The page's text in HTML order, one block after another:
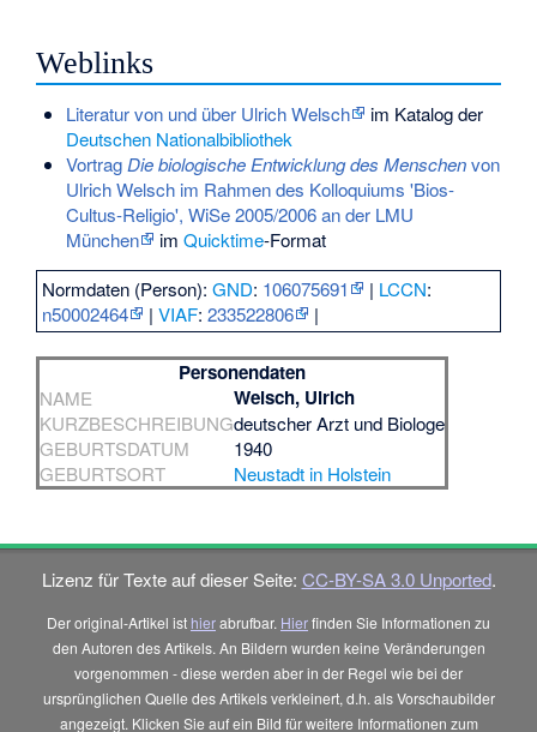
Weblinks
Literatur von und über Ulrich Welsch
im Katalog der
Deutschen Nationalbibliothek
Vortrag Die biologische Entwicklung des Menschenvon
Ulrich Welsch im Rahmen des Kolloquiums 'Bios-
Cultus-Religio', WiSe 2005/2006 an der LMU
München
im Quicktime-Format
Normdaten (Person):GND: 106075691 | LCCN:
n50002464
|VIAF:233522806 |
Personendaten
NAME Welsch, Ulrich
KURZBESCHREIBUNGdeutscher Arzt und Biologe
GEBURTSDATUM
1940
GEBURTSORT
Neustadt in Holstein
Lizenz für Texte auf dieser Seite: CC-BY-SA 3.0 Unported.
Der original-Artikel ist hierabrufbar. Hierfinden Sie Informationen zu
den Autoren des Artikels. An Bildern wurden keine Veränderungen
vorgenommen - diese werden aber in der Regel wie bei der
ursprünglichen Quelle des Artikels verkleinert, d.h. als Vorschaubilder
angezeigt. Klicken Sie auf ein Bild für weitere Informationen zum